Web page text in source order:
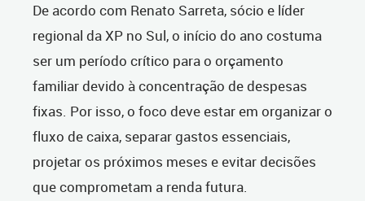
De acordo com Renato Sarreta, sócio e líder
regional da XP no Sul, o início do ano costuma
ser um período crítico para o orçamento
familiar devido à concentração de despesas
fixas. Por isso, o foco deve estar em organizar o
fluxo de caixa, separar gastos essenciais,
projetar os próximos meses e evitar decisões
que comprometam a renda futura.